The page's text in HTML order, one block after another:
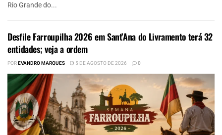
Rio Grande do...
Desfile Farroupilha 2026 em Sant’Ana do Livramento terá 32
entidades; veja a ordem
POREVANDRO MARQUES 5 DE AGOSTO DE 2026 0